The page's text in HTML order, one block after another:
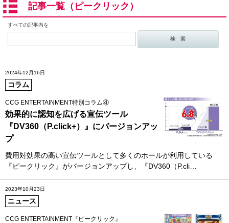
記事一覧（ピークリック）
すべての記事内を
2024年12月16日
コラム
CCG ENTERTAINMENT特別コラム④
効果的に認知を広げる宣伝ツール
『DV360（P.click+）』にバージョンアッ
プ
費用対効果の高い宣伝ツールとして多くのホールが利用している
『ピークリック』がバージョンアップし、『DV360（P.cli…
2023年10月23日
ニュース
CCG ENTERTAINMENT『ピークリック』